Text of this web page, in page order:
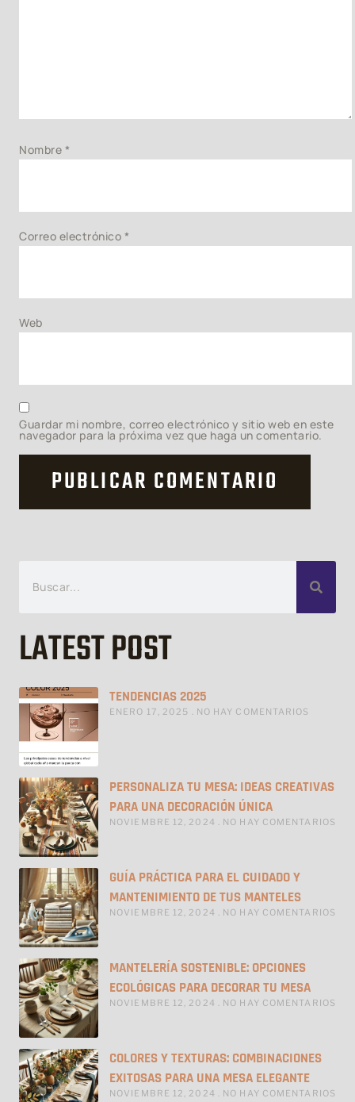
Nombre *
Correo electrónico *
Web
Guardar mi nombre, correo electrónico y sitio web en este
navegador para la próxima vez que haga un comentario.
LATEST POST
TENDENCIAS 2025
ENERO 17, 2025 NO HAY COMENTARIOS
PERSONALIZA TU MESA: IDEAS CREATIVAS
PARA UNA DECORACIÓN ÚNICA
NOVIEMBRE 12, 2024 NO HAY COMENTARIOS
GUÍA PRÁCTICA PARA EL CUIDADO Y
MANTENIMIENTO DE TUS MANTELES
NOVIEMBRE 12, 2024 NO HAY COMENTARIOS
MANTELERÍA SOSTENIBLE: OPCIONES
ECOLÓGICAS PARA DECORAR TU MESA
NOVIEMBRE 12, 2024 NO HAY COMENTARIOS
COLORES Y TEXTURAS: COMBINACIONES
EXITOSAS PARA UNA MESA ELEGANTE
NOVIEMBRE 12, 2024 NO HAY COMENTARIOS